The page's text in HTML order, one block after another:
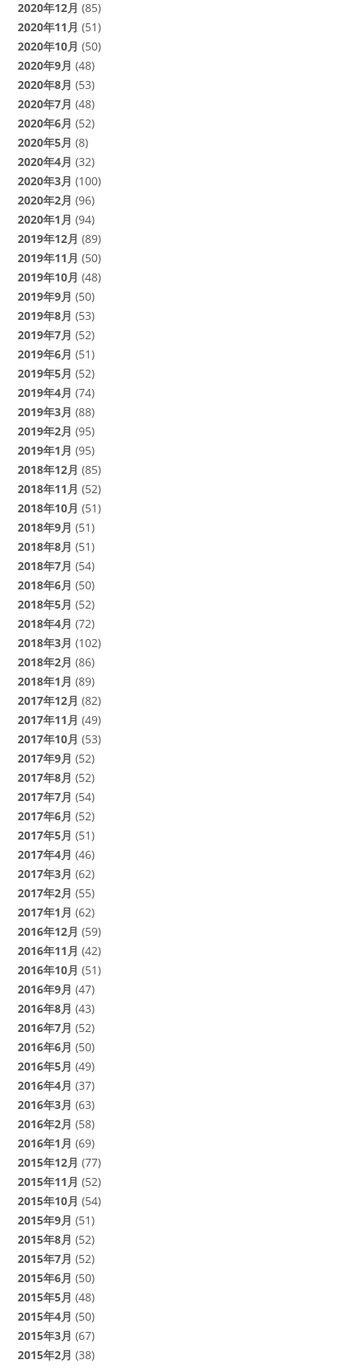
2020年12月 (85)
2020年11月 (51)
2020年10月 (50)
2020年9月 (48)
2020年8月 (53)
2020年7月 (48)
2020年6月 (52)
2020年5月 (8)
2020年4月 (32)
2020年3月 (100)
2020年2月 (96)
2020年1月 (94)
2019年12月 (89)
2019年11月 (50)
2019年10月 (48)
2019年9月 (50)
2019年8月 (53)
2019年7月 (52)
2019年6月 (51)
2019年5月 (52)
2019年4月 (74)
2019年3月 (88)
2019年2月 (95)
2019年1月 (95)
2018年12月 (85)
2018年11月 (52)
2018年10月 (51)
2018年9月 (51)
2018年8月 (51)
2018年7月 (54)
2018年6月 (50)
2018年5月 (52)
2018年4月 (72)
2018年3月 (102)
2018年2月 (86)
2018年1月 (89)
2017年12月 (82)
2017年11月 (49)
2017年10月 (53)
2017年9月 (52)
2017年8月 (52)
2017年7月 (54)
2017年6月 (52)
2017年5月 (51)
2017年4月 (46)
2017年3月 (62)
2017年2月 (55)
2017年1月 (62)
2016年12月 (59)
2016年11月 (42)
2016年10月 (51)
2016年9月 (47)
2016年8月 (43)
2016年7月 (52)
2016年6月 (50)
2016年5月 (49)
2016年4月 (37)
2016年3月 (63)
2016年2月 (58)
2016年1月 (69)
2015年12月 (77)
2015年11月 (52)
2015年10月 (54)
2015年9月 (51)
2015年8月 (52)
2015年7月 (52)
2015年6月 (50)
2015年5月 (48)
2015年4月 (50)
2015年3月 (67)
2015年2月 (38)